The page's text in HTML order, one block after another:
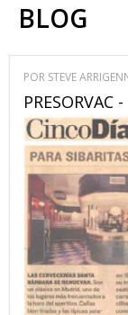
BLOG
POR STEVE
PRESORVAC